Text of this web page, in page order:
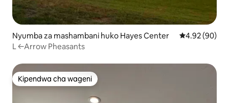
Nyumba za mashambani huko Hayes Center Ukadiriaji wa
4.92 (90)
L ←Arrow Pheasants
Kipendwa cha wageni
Kipendwa cha wageni